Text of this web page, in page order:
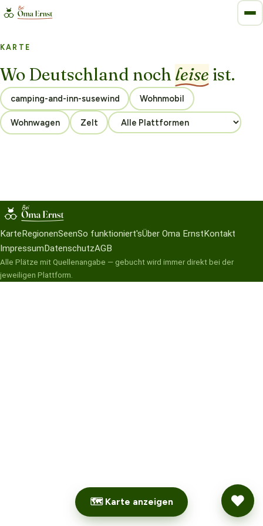
KARTE
Wo Deutschland noch leise ist.
Wohnmobil
Wohnwagen Zelt
🗺 Karte anzeigen
Karte RegionenSeenSo funktioniert'sÜber Oma Ernst Kontakt
Impressum DatenschutzAGB
Alle Plätze mit Quellenangabe — gebucht wird immer direkt bei der
jeweiligen Plattform.